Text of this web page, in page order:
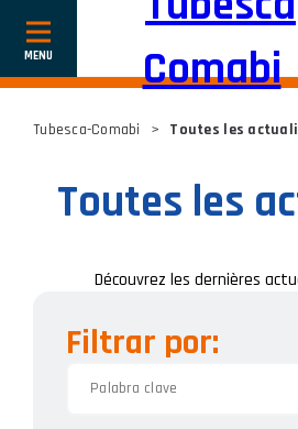
Afficher
ou
Tubesca-Comabi > Toutes les
Toutes les
Découvrez les dernières
Filtrar por: